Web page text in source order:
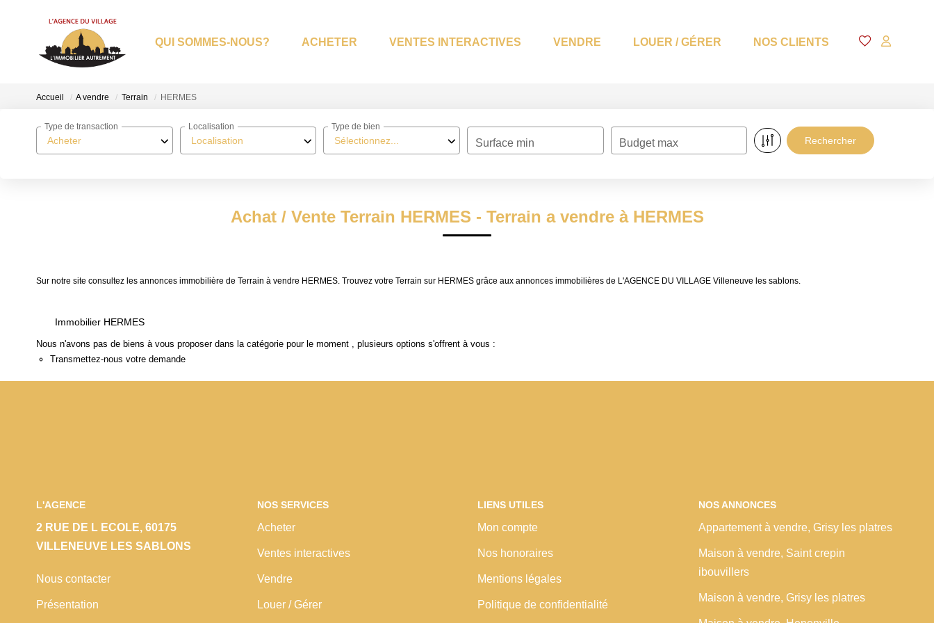
QUI SOMMES-NOUS? ACHETER VENTES INTERACTIVES VENDRE LOUER / GÉRER NOS CLIENTS
Accueil A vendre Terrain HERMES
Acheter
Type de transaction
Localisation
Localisation
Sélectionnez...
Type de bien
Surface min Budget max
Achat / Vente Terrain HERMES - Terrain a vendre à HERMES
Sur notre site consultez les annonces immobilière de Terrain à vendre HERMES. Trouvez votre Terrain sur HERMES grâce aux annonces immobilières de L'AGENCE DU VILLAGE Villeneuve les sablons.
Immobilier HERMES
Nous n'avons pas de biens à vous proposer dans la catégorie pour le moment , plusieurs options s'offrent à vous :
Transmettez-nous votre demande
L'AGENCE
2 RUE DE L ECOLE, 60175
VILLENEUVE LES SABLONS
Nous contacter
Présentation
NOS SERVICES
Acheter
Ventes interactives
Vendre
Louer / Gérer
LIENS UTILES
Mon compte
Nos honoraires
Mentions légales
Politique de confidentialité
NOS ANNONCES
Appartement à vendre, Grisy les platres
Maison à vendre, Saint crepin
ibouvillers
Maison à vendre, Grisy les platres